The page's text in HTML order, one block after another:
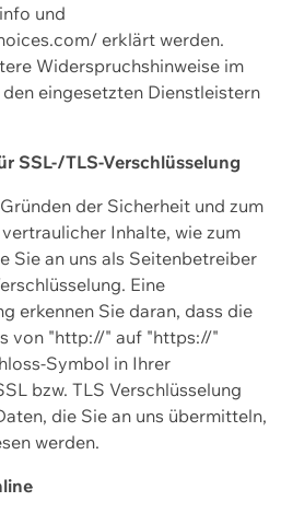
und
erklärt werden.
Widerspruchshinweise im
eingesetzten Dienstleistern
SSL-/TLS-Verschlüsselung
der Sicherheit und zum
Inhalte, wie zum
Sie an uns als Seitenbetreiber
Eine
erkennen Sie daran, dass die
von "http://" auf "https://"
Symbol in Ihrer
bzw. TLS Verschlüsselung
die Sie an uns übermitteln,
werden.